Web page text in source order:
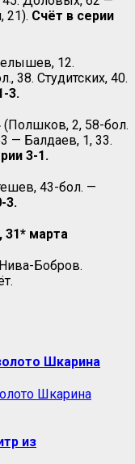
21). Счёт в серии
12.
38. Студитских, 40.
3.
(Полшков, 2, 58-бол.
— Балдаев, 1, 33.
3-1.
43-бол. —
3.
31* марта
Бобров.
Шкарина
из